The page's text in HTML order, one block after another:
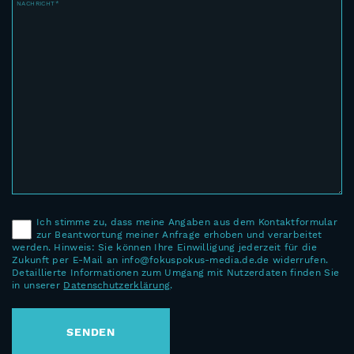
NACHRICHT*
Ich stimme zu, dass meine Angaben aus dem Kontaktformular
zur Beantwortung meiner Anfrage erhoben und verarbeitet
werden. Hinweis: Sie können Ihre Einwilligung jederzeit für die
Zukunft per E-Mail an info@fokuspokus-media.de.de widerrufen.
Detaillierte Informationen zum Umgang mit Nutzerdaten finden Sie
in unserer Datenschutzerklärung.